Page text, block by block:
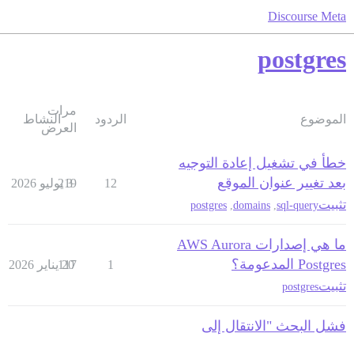
Discourse Meta
postgres
الموضوع الردود
مرات
العرض
النشاط
خطأ في تشغيل إعادة التوجيه
بعد تغيير عنوان الموقع
تثبيتsql-query
domains
postgres
12
219
3 يوليو 2026
ما هي إصدارات AWS Aurora
Postgres المدعومة؟
تثبيتpostgres
1
117
20 يناير 2026
فشل البحث "الانتقال إلى